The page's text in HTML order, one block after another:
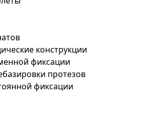
конструкции
фиксации
протезов
фиксации